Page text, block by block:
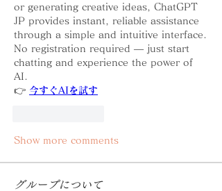
or generating creative ideas, ChatGPT
JP provides instant, reliable assistance
through a simple and intuitive interface.
No registration required — just start
chatting and experience the power of
AI.
👉 今すぐAIを試す
Show more comments
グループについて